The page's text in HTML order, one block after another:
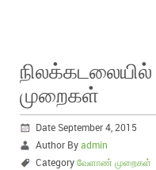
நிலக்கடலையில்
முறைகள்
Date September 4, 2015
Author Byadmin
Categoryவேளாண் முறைகள்